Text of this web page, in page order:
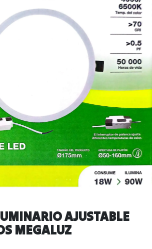
AJUSTABLE
MEGALUZ